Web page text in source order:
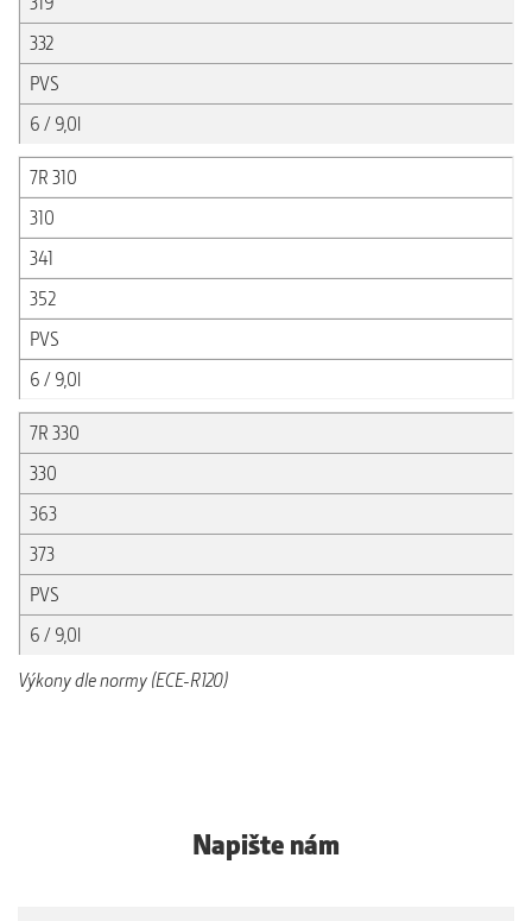
332
PVS
6 / 9,0l
7R 310
310
341
352
PVS
6 / 9,0l
7R 330
330
363
373
PVS
6 / 9,0l
Výkony dle normy (ECE-R120)
Napište nám